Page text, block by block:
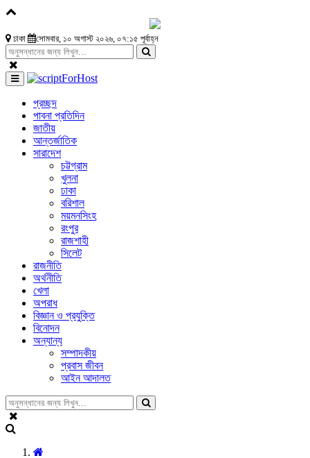
ঢাকা সোমবার, ১০ অগাস্ট ২০২৬, ০৭:১৫ পূর্বাহ্ন
প্রচ্ছদ
পাবনা প্রতিদিন
জাতীয়
আন্তর্জাতিক
সারাদেশ
চট্টগ্রাম
খুলনা
ঢাকা
বরিশাল
ময়মনসিংহ
রংপুর
রাজশাহী
সিলেট
রাজনীতি
অর্থনীতি
খেলা
অপরাধ
বিজ্ঞান ও প্রযুক্তি
বিনোদন
অন্যান্য
সম্পাদকীয়
প্রবাস জীবন
আইন আদালত